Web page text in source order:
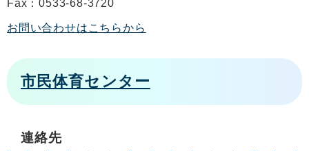
Fax：0533-68-3720
お問い合わせはこちらから
市民体育センター
連絡先